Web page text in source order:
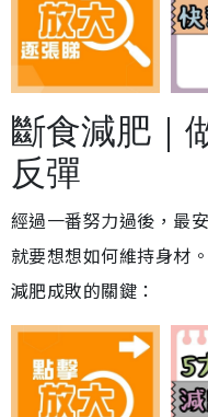
斷食減肥｜
反彈
經過一番努力過後，最
就要想想如何維持身材
減肥成敗的關鍵：